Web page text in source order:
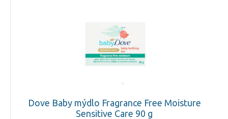
Dove Baby mýdlo Fragrance Free Moisture
Sensitive Care 90 g